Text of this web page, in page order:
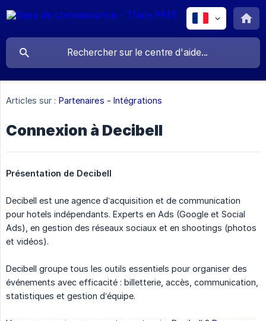
Articles sur : Partenaires - Intégrations
Connexion à Decibell
Présentation de Decibell
Decibell est une agence d’acquisition et de communication
pour hotels indépendants. Experts en Ads (Google et Social
Ads), en gestion des réseaux sociaux et en shootings (photos
et vidéos).
Decibell groupe tous les outils essentiels pour organiser des
événements avec efficacité : billetterie, accès, communication,
statistiques et gestion d’équipe.